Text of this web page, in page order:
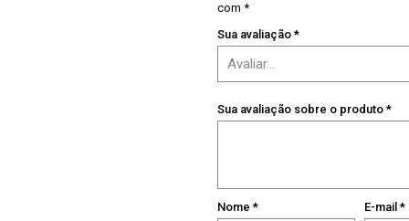
com *
Sua avaliação *
Sua avaliação sobre o produto *
Nome * E-mail*